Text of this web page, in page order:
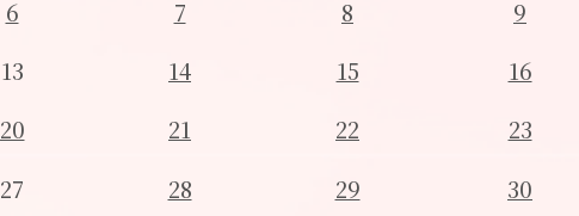
6 7 8 9
13 14 15 16
20 21 22 23
27 28 29 30